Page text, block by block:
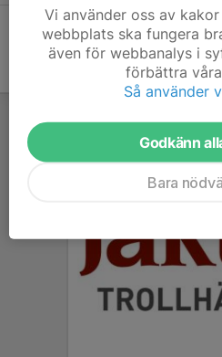
Vi använder oss av
webbplats ska fungera
även för webbanalys i
förbättra
Så använder
Godkänn
Bara